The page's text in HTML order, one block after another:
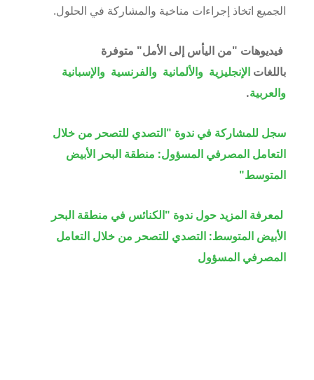
الجميع اتخاذ إجراءات مناخية والمشاركة في الحلول.
فيديوهات "من اليأس إلى الأمل" متوفرة
باللغات الإنجليزية والألمانية والفرنسية والإسبانية
والعربية.
سجل للمشاركة في ندوة "التصدي للتصحر من خلال
التعامل المصرفي المسؤول: منطقة البحر الأبيض
المتوسط"
لمعرفة المزيد حول ندوة "الكنائس في منطقة البحر
الأبيض المتوسط: التصدي للتصحر من خلال التعامل
المصرفي المسؤول